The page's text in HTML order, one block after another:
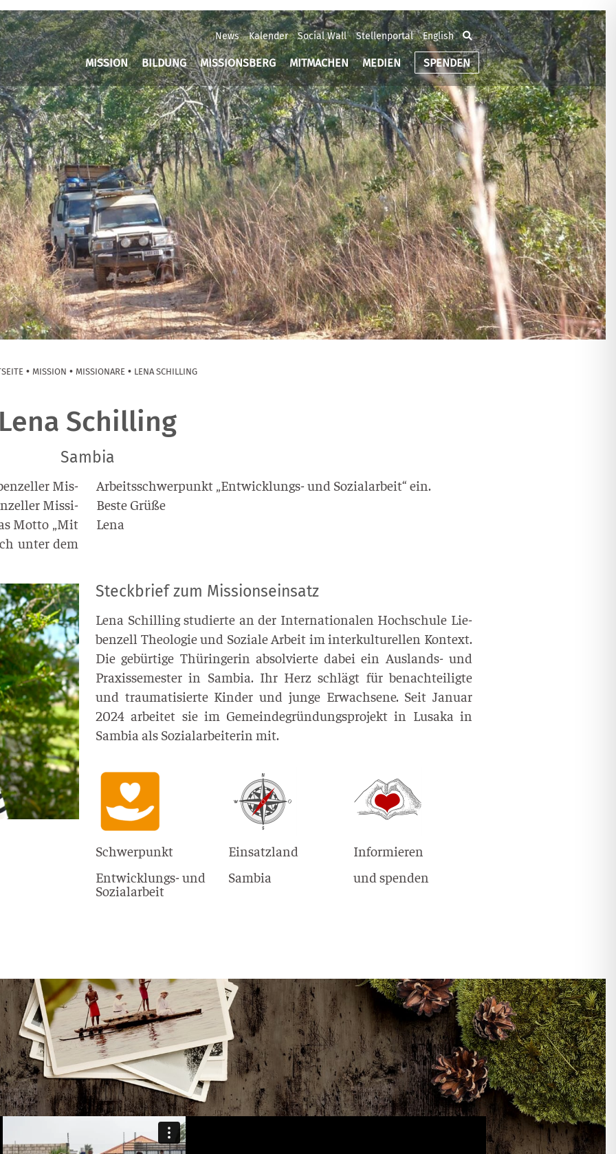
News Kalender Social Wall Stellenportal English
MISSION BILDUNG MISSIONSBERG MITMACHEN MEDIEN SPENDEN
• MISSION • MISSIONARE • LENA SCHILLING
Schilling
Sambia
Mis­
Mis­si­
Mot­to „Mit
unter dem
Arbeits­schwer­punkt „Ent­wick­lungs- und Sozi­al­ar­beit“ ein.
Bes­te Grü­ße
Lena
Steckbrief zum Missionseinsatz
Lena Schil­ling stu­dier­te an der Inter­na­tio­na­len Hoch­schu­le Lie­
ben­zell Theo­lo­gie und Sozia­le Arbeit im inter­kul­tu­rel­len Kon­text.
Die gebür­ti­ge Thü­rin­ge­rin absol­vier­te dabei ein Aus­lands- und
Pra­xis­se­mes­ter in Sam­bia. Ihr Herz schlägt für benach­tei­lig­te
und trau­ma­ti­sier­te Kin­der und jun­ge Erwach­se­ne. Seit Janu­ar
2024 arbei­tet sie im Gemein­de­grün­dungs­pro­jekt in Lusa­ka in
Sam­bia als Sozi­al­ar­bei­te­rin mit.
Schwerpunkt
Entwicklungs- und
Sozialarbeit
Einsatzland
Sambia
Informieren
und spenden